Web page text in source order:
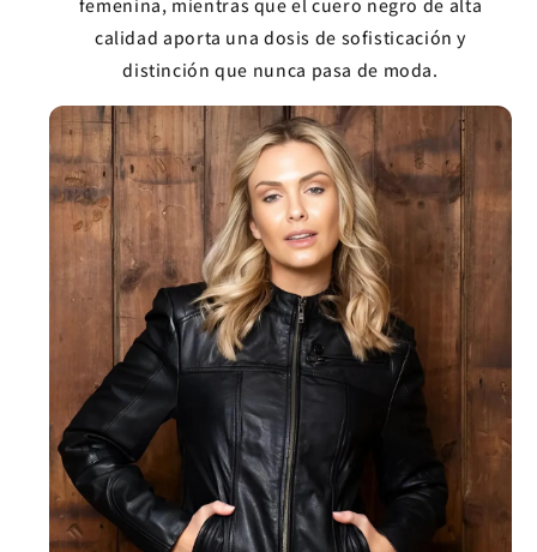
femenina, mientras que el cuero negro de alta
calidad aporta una dosis de sofisticación y
distinción que nunca pasa de moda.